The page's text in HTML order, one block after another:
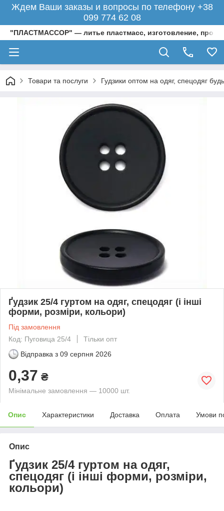
Ждем Ваши заказы и вопросы по телефону +38
099 774 62 08
"ПЛАСТМАССОР" — литье пластмасс, изготовление,
Товари та послуги Гудзики оптом на одяг, спецодяг
Ґудзик 25/4 гуртом на одяг, спецодяг (і інші
форми, розміри, кольори)
Під замовлення
Код: Пуговица 25/4
Тільки опт
Відправка з 09 серпня 2026
0,37 ₴
Мінімальне замовлення — 10000 шт.
Опис Характеристики Доставка Оплата Умови
Опис
Ґудзик 25/4 гуртом на одяг,
спецодяг (і інші форми, розміри,
кольори)